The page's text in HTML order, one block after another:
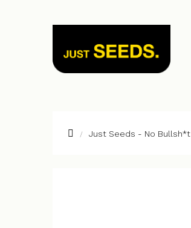
Just Seeds - No Bullsh*t